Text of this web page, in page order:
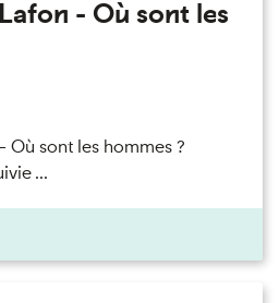
- Où sont les
sont les hommes ?
...